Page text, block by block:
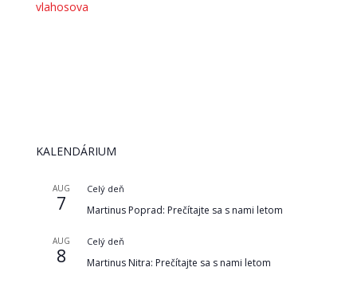
vlahosova
KALENDÁRIUM
AUG
7
Celý deň
Martinus Poprad: Prečítajte sa s nami letom
AUG
8
Celý deň
Martinus Nitra: Prečítajte sa s nami letom